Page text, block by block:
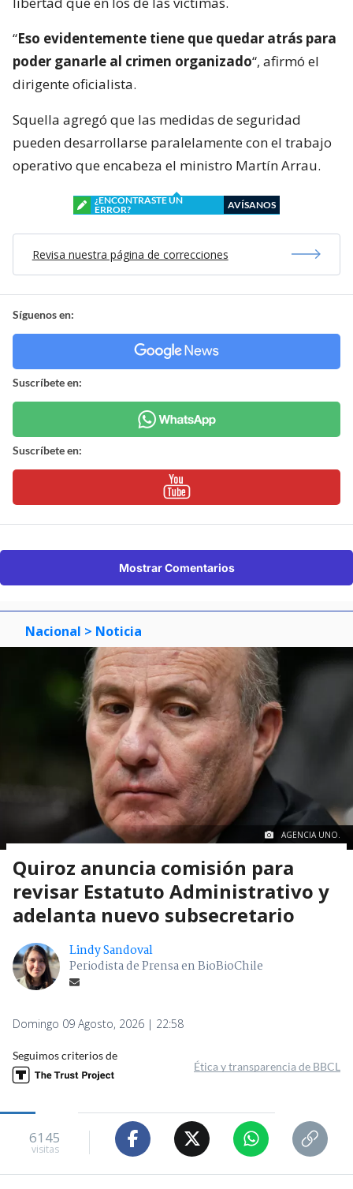
“Eso evidentemente tiene que quedar atrás para
poder ganarle al crimen organizado“, afirmó el
dirigente oficialista.
Squella agregó que las medidas de seguridad
pueden desarrollarse paralelamente con el trabajo
operativo que encabeza el ministro Martín Arrau.
¿ENCONTRASTE UN
ERROR?
AVÍSANOS
Revisa nuestra página de correcciones
Síguenos en:
Suscríbete en:
Suscríbete en:
Mostrar Comentarios
Nacional > Noticia
AGENCIA UNO.
Quiroz anuncia comisión para
revisar Estatuto Administrativo y
adelanta nuevo subsecretario
Lindy Sandoval
Periodista de Prensa en BioBioChile
Domingo 09 Agosto, 2026 | 22:58
Seguimos criterios de
Ética y transparencia de BBCL
6145
visitas